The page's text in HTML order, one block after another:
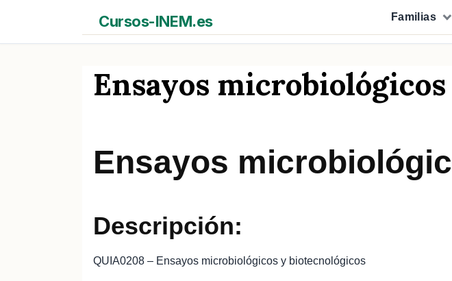
Cursos-INEM.es Familias
Ensayos
Ensayos
Descripción:
QUIA0208 – Ensayos microbiológicos y biotecnológicos